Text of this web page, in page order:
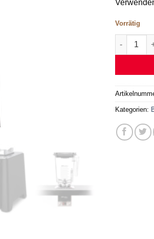
Vorrätig
Blendtec
Kategorien: